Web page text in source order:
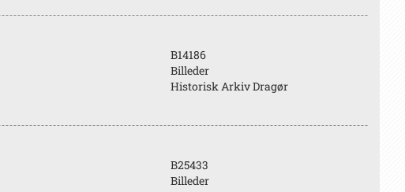
B14186
Billeder
Historisk Arkiv Dragør
B25433
Billeder